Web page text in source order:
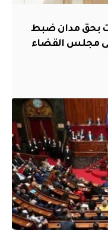
السجن 7 سنوات بحق مدان ضبط
مجلس القضاء